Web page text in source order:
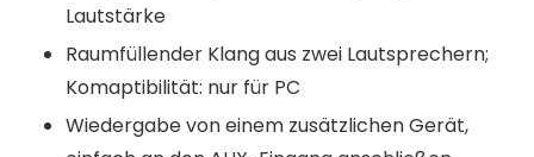
Lautstärke
Raumfüllender Klang aus zwei Lautsprechern;
Komaptibilität: nur für PC
Wiedergabe von einem zusätzlichen Gerät,